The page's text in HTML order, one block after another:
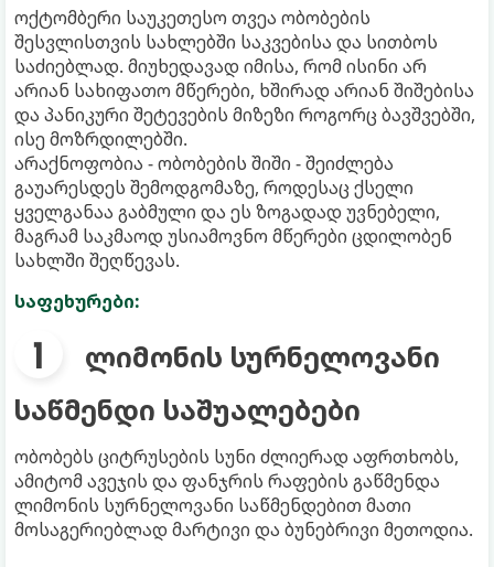
ოქტომბერი საუკეთესო თვეა ობობების
შესვლისთვის სახლებში საკვებისა და სითბოს
საძიებლად. მიუხედავად იმისა, რომ ისინი არ
არიან სახიფათო მწერები, ხშირად არიან შიშებისა
და პანიკური შეტევების მიზეზი როგორც ბავშვებში,
ისე მოზრდილებში.
არაქნოფობია - ობობების შიში - შეიძლება
გაუარესდეს შემოდგომაზე, როდესაც ქსელი
ყველგანაა გაბმული და ეს ზოგადად უვნებელი,
მაგრამ საკმაოდ უსიამოვნო მწერები ცდილობენ
სახლში შეღწევას.
საფეხურები:
ლიმონის სურნელოვანი
საწმენდი საშუალებები
ობობებს ციტრუსების სუნი ძლიერად აფრთხობს,
ამიტომ ავეჯის და ფანჯრის რაფების გაწმენდა
ლიმონის სურნელოვანი საწმენდებით მათი
მოსაგერიებლად მარტივი და ბუნებრივი მეთოდია.